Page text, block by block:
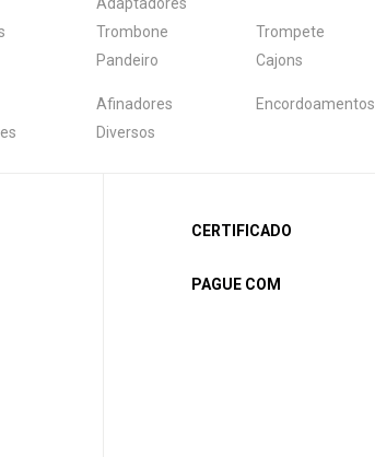
Trombone Trompete
Pandeiro Cajons
Afinadores Encordoamentos
Diversos
CERTIFICADO
PAGUE COM